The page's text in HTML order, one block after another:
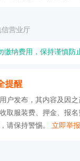
营业厅
缴纳费用，保持谨慎防
提醒
户发布，其内容及因
取服装费、押金、报
请保持警惕。 立即举